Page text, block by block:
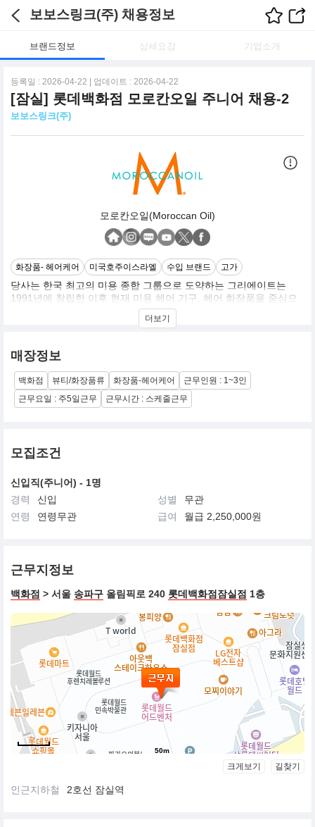
보보스링크(주) 채용정보
브랜드정보 상세요강 기업소개
등록일 : 2026-04-22 | 업데이트 : 2026-04-22
[잠실] 롯데백화점 모로칸오일 주니어 채용-2
보보스링크(주)
모로칸오일(Moroccan Oil)
화장품- 헤어케어 미국호주이스라엘 수입 브랜드 고가
당사는 한국 최고의 미용 종합 그룹으로 도약하는 그리에이트는
1991년에 창립한 이후 현재 미용 헤어 기구, 헤어 화장품을 중심으
로 총 4개의 자회사를 거느리고 있으며
프로페셔날 헤어 미용의 모든 제품을 제조, 생산, 판매, 유통으로 진
또한, 세계 40여개국에 자사 브랜드를 수출하고 있음은 물론 전 세
계적으로 성공을 거두고 있는 헐리웃 헤어 케어 브랜드인 모로칸오
일 (moroccanoil), 그리고 리빙프루르 ( Living Froop)의 한국 독점
수입원으로 한국 미용시장의 확고한 입지를 차지하고 있습니다. 이
에 매니져/ 시니어 여러분의 능력을 펼칠 용기있는 분들의 도전을 환
더보기
매장정보
백화점 뷰티/화장품류 화장품-헤어케어
근무인원 : 1~3인
근무요일 : 주5일근무
근무시간 : 스케줄근무
모집조건
신입직(주니어) - 1명
경력
신입 성별
무관
연령
연령무관 급여 월급 2,250,000원
근무지정보
백화점 > 서울 송파구 올림픽로 240 롯데백화점잠실점 1층
50m
크게보기 길찾기
인근지하철 2호선 잠실역